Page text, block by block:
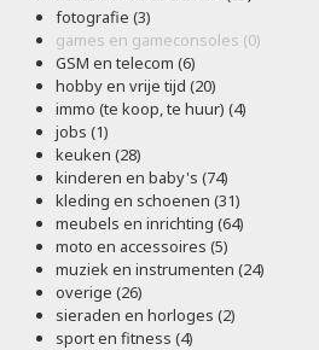
fotografie (3)
games en gameconsoles (0)
GSM en telecom (6)
hobby en vrije tijd (20)
immo (te koop, te huur) (4)
jobs (1)
keuken (28)
kinderen en baby's (74)
kleding en schoenen (31)
meubels en inrichting (64)
moto en accessoires (5)
muziek en instrumenten (24)
overige (26)
sieraden en horloges (2)
sport en fitness (4)